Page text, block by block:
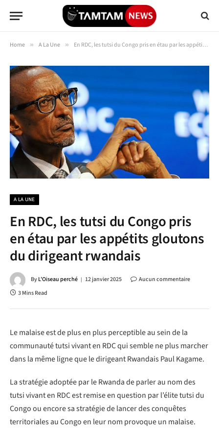
Home » A La Une » En RDC, les tutsi du Congo pris en étau par les appétits gloutons du dirigeant rwandais
A LA UNE
En RDC, les tutsi du Congo pris
en étau par les appétits gloutons
du dirigeant rwandais
ByL'Oiseau perché 12 janvier 2025
Aucun commentaire
3 Mins Read
Le malaise est de plus en plus perceptible au sein de la
communauté tutsi vivant en RDC qui semble ne plus marcher
dans la même ligne que le dirigeant Rwandais Paul Kagame.
La stratégie adoptée par le Rwanda de parler au nom des
tutsi vivant en RDC est remise en question par l’élite tutsi du
Congo ou encore sa stratégie de lancer des conquêtes
territoriales au Congo en leur nom provoque un malaise.